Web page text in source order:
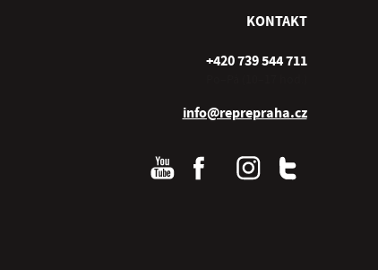
KONTAKT
+420 739 544 711
info@reprepraha.cz